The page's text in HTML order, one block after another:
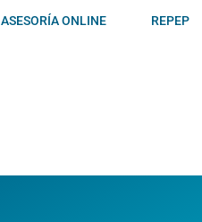
ASESORÍA ONLINE REPEP